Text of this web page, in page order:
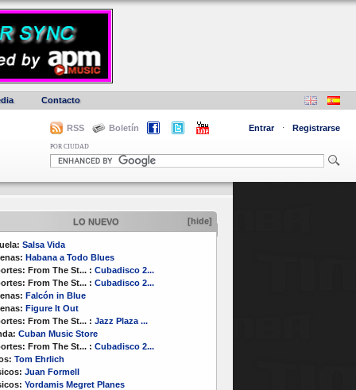
Contacto
RSS Boletín Entrar · Registrarse
POR CIUDAD
LO NUEVO [hide]
Salsa Vida
Habana a Todo Blues
From The St... : Cubadisco 2...
From The St... : Cubadisco 2...
Falcón in Blue
Figure It Out
From The St... : Jazz Plaza ...
Cuban Music Store
From The St... : Cubadisco 2...
Tom Ehrlich
Juan Formell
Yordamis Megret Planes